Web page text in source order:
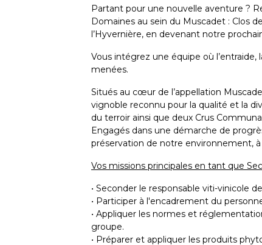
Partant pour une nouvelle aventure ?
Domaines au sein du Muscadet : Clos
l’Hyvernière, en devenant notre
Vous intégrez une équipe où
menées.
Situés au cœur de l’appellation
vignoble reconnu pour la qualité et la
du terroir ainsi que deux Crus
Engagés dans une démarche de
préservation de notre environnement,
Vos missions principales en tant que
• Seconder le responsable viti-vinicole
• Participer à l'encadrement du
• Appliquer les normes et
groupe.
• Préparer et appliquer les produits